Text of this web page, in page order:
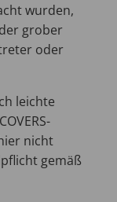
wurden,
grober
oder
leichte
nicht
gemäß